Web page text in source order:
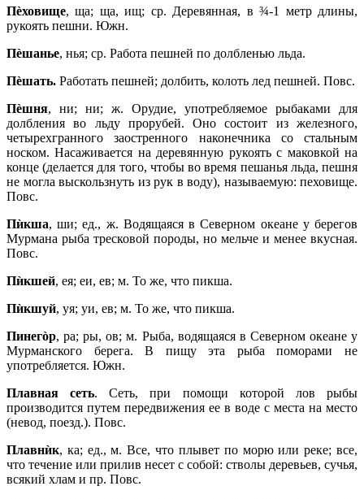
Пèховище, ща; ща, ищ; ср. Деревянная, в ¾‑1 метр длины,
рукоять пешни. Южн.
Пèшанье, нья; ср. Работа пешней по долбленью льда.
Пèшать. Работать пешней; долбить, колоть лед пешней. Повс.
Пèшня, ни; ни; ж. Орудие, употребляемое рыбаками для
долбления во льду прорубей. Оно состоит из железного,
четырехгранного заостренного наконечника со стальным
носком. Насаживается на деревянную рукоять с маковкой на
конце (делается для того, чтобы во время пешанья льда, пешня
не могла выскользнуть из рук в воду), называемую: пеховище.
Повс.
Пѝкша, ши; ед., ж. Водящаяся в Северном океане у берегов
Мурмана рыба тресковой породы, но мельче и менее вкусная.
Повс.
Пѝкшей, ея; еи, ев; м. То же, что пикша.
Пѝкшуй, уя; уи, ев; м. То же, что пикша.
Пинегòр, ра; ры, ов; м. Рыба, водящаяся в Северном океане у
Мурманского берега. В пищу эта рыба поморами не
употребляется. Южн.
Плавная сеть. Сеть, при помощи которой лов рыбы
производится путем передвижения ее в воде с места на место
(невод, поезд.). Повс.
Плавнѝк, ка; ед., м. Все, что плывет по морю или реке; все,
что течение или прилив несет с собой: стволы деревьев, сучья,
всякий хлам и пр. Повс.